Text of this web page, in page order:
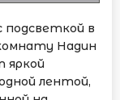
подсветкой в
Надин
яркой
лентой,